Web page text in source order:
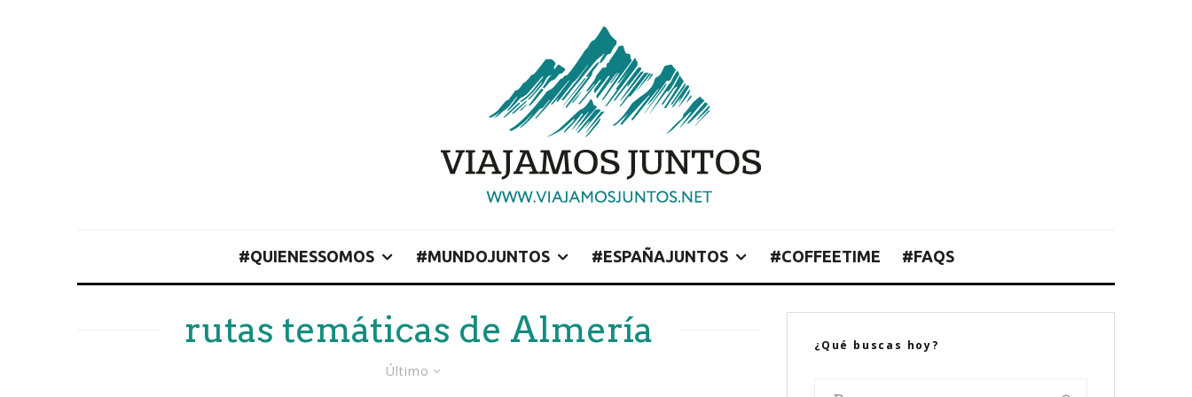
#QUIENESSOMOS #MUNDOJUNTOS #ESPAÑAJUNTOS #COFFEETIME #FAQS
rutas temáticas de Almería
Último
¿Qué buscas hoy?